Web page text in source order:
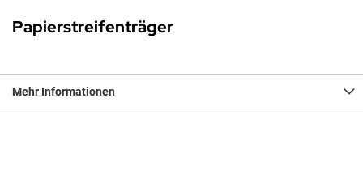
Papierstreifenträger
Mehr Informationen